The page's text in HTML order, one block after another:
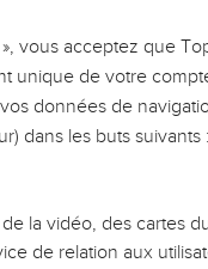
à cause du
attention à leurs
Ils seront
de leur plaine,
vous acceptez que
unique de votre
données de
dans les buts suivants :
la vidéo, des cartes
de relation aux